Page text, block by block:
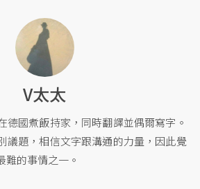
V太太
德國煮飯持家，同時翻譯並偶爾寫字。
議題，相信文字跟溝通的力量，因此覺
難的事情之一。